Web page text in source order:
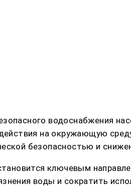
водоснабжения
на окружающую
безопасностью и
ключевым
воды и сократить